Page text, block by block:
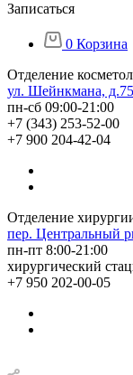
Записаться
0 Корзина
Отделение
ул. Шейнкмана, д.75
пн-сб 09:00-21:00
+7 (343) 253-52-00
+7 900 204-42-04
Отделение
пер. Центральный
пн-пт 8:00-21:00
хирургический
+7 950 202-00-05